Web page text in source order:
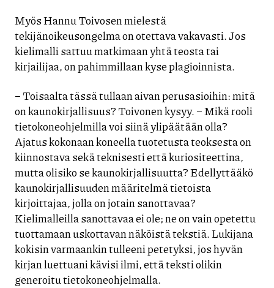
Myös Hannu Toivosen mielestä
tekijänoikeusongelma on otettava vakavasti. Jos
kielimalli sattuu matkimaan yhtä teosta tai
kirjailijaa, on pahimmillaan kyse plagioinnista.
– Toisaalta tässä tullaan aivan perusasioihin: mitä
on kaunokirjallisuus? Toivonen kysyy. – Mikä rooli
tietokoneohjelmilla voi siinä ylipäätään olla?
Ajatus kokonaan koneella tuotetusta teoksesta on
kiinnostava sekä teknisesti että kuriositeettina,
mutta olisiko se kaunokirjallisuutta? Edellyttääkö
kaunokirjallisuuden määritelmä tietoista
kirjoittajaa, jolla on jotain sanottavaa?
Kielimalleilla sanottavaa ei ole; ne on vain opetettu
tuottamaan uskottavan näköistä tekstiä. Lukijana
kokisin varmaankin tulleeni petetyksi, jos hyvän
kirjan luettuani kävisi ilmi, että teksti olikin
generoitu tietokoneohjelmalla.